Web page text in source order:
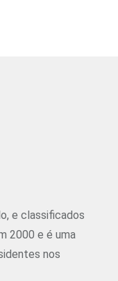
e classificados
2000 e é uma
nos